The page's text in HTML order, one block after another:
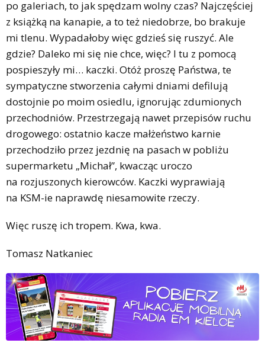
po galeriach, to jak spędzam wolny czas? Najczęściej
z książką na kanapie, a to też niedobrze, bo brakuje
mi tlenu. Wypadałoby więc gdzieś się ruszyć. Ale
gdzie? Daleko mi się nie chce, więc? I tu z pomocą
pospieszyły mi… kaczki. Otóż proszę Państwa, te
sympatyczne stworzenia całymi dniami defilują
dostojnie po moim osiedlu, ignorując zdumionych
przechodniów. Przestrzegają nawet przepisów ruchu
drogowego: ostatnio kacze małżeństwo karnie
przechodziło przez jezdnię na pasach w pobliżu
supermarketu „Michał”, kwacząc uroczo
na rozjuszonych kierowców. Kaczki wyprawiają
na KSM-ie naprawdę niesamowite rzeczy.
Więc ruszę ich tropem. Kwa, kwa.
Tomasz Natkaniec